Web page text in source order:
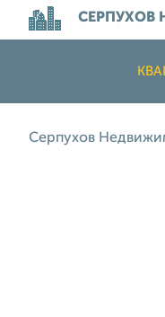
СЕРПУХОВ
Серпухов